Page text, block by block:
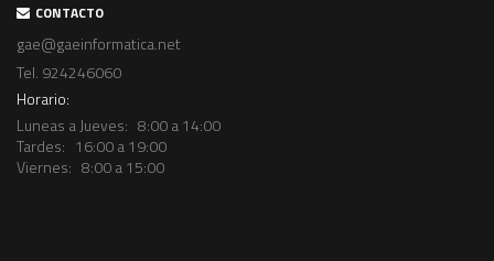
CONTACTO
gae@gaeinformatica.net
Tel. 924246060
Horario:
Luneas a Jueves: 8:00 a 14:00
Tardes: 16:00 a 19:00
Viernes: 8:00 a 15:00